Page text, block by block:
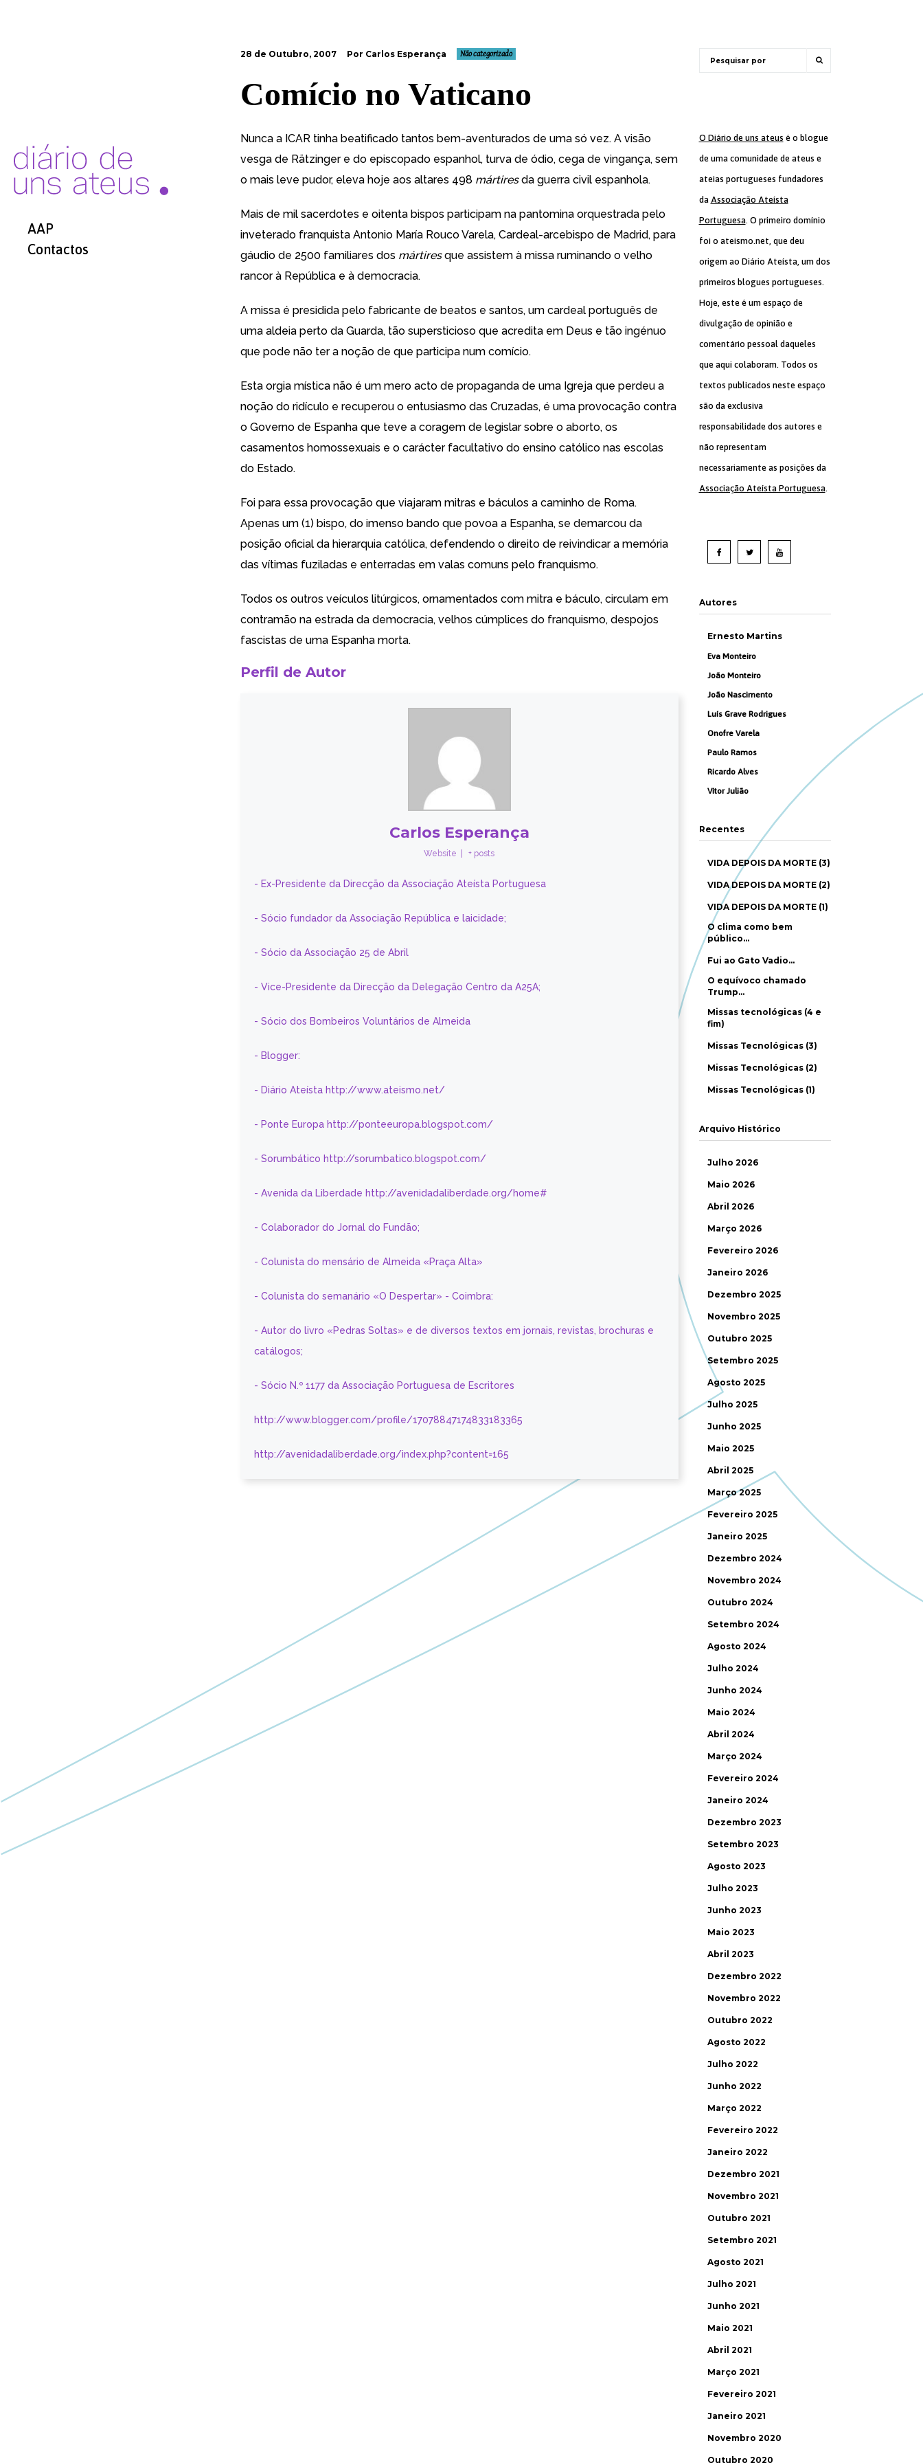
AAP
Contactos
28 de Outubro, 2007 Por Carlos Esperança Não categorizado
Comício no Vaticano
Nunca a ICAR tinha beatificado tantos bem-aventurados de uma só vez. A visão
vesga de Rätzinger e do episcopado espanhol, turva de ódio, cega de vingança, sem
o mais leve pudor, eleva hoje aos altares 498 mártiresda guerra civil espanhola.
Mais de mil sacerdotes e oitenta bispos participam na pantomina orquestrada pelo
inveterado franquista Antonio María Rouco Varela, Cardeal-arcebispo de Madrid, para
gáudio de 2500 familiares dos mártiresque assistem à missa ruminando o velho
rancor à República e à democracia.
A missa é presidida pelo fabricante de beatos e santos, um cardeal português de
uma aldeia perto da Guarda, tão supersticioso que acredita em Deus e tão ingénuo
que pode não ter a noção de que participa num comício.
Esta orgia mística não é um mero acto de propaganda de uma Igreja que perdeu a
noção do ridículo e recuperou o entusiasmo das Cruzadas, é uma provocação contra
o Governo de Espanha que teve a coragem de legislar sobre o aborto, os
casamentos homossexuais e o carácter facultativo do ensino católico nas escolas
do Estado.
Foi para essa provocação que viajaram mitras e báculos a caminho de Roma.
Apenas um (1) bispo, do imenso bando que povoa a Espanha, se demarcou da
posição oficial da hierarquia católica, defendendo o direito de reivindicar a memória
das vítimas fuziladas e enterradas em valas comuns pelo franquismo.
Todos os outros veículos litúrgicos, ornamentados com mitra e báculo, circulam em
contramão na estrada da democracia, velhos cúmplices do franquismo, despojos
fascistas de uma Espanha morta.
Perfil de Autor
Carlos Esperança
Website + posts
- Ex-Presidente da Direcção da Associação Ateísta Portuguesa
- Sócio fundador da Associação República e laicidade;
- Sócio da Associação 25 de Abril
- Vice-Presidente da Direcção da Delegação Centro da A25A;
- Sócio dos Bombeiros Voluntários de Almeida
- Blogger:
- Diário Ateísta http://www.ateismo.net/
- Ponte Europa http://ponteeuropa.blogspot.com/
- Sorumbático http://sorumbatico.blogspot.com/
- Avenida da Liberdade http://avenidadaliberdade.org/home#
- Colaborador do Jornal do Fundão;
- Colunista do mensário de Almeida «Praça Alta»
- Colunista do semanário «O Despertar» - Coimbra:
- Autor do livro «Pedras Soltas» e de diversos textos em jornais, revistas, brochuras e
catálogos;
- Sócio N.º 1177 da Associação Portuguesa de Escritores
http://www.blogger.com/profile/17078847174833183365
http://avenidadaliberdade.org/index.php?content=165
O Diário de uns ateus é o blogue
de uma comunidade de ateus e
ateias portugueses fundadores
da Associação Ateísta
Portuguesa. O primeiro domínio
foi o ateismo.net, que deu
origem ao Diário Ateísta, um dos
primeiros blogues portugueses.
Hoje, este é um espaço de
divulgação de opinião e
comentário pessoal daqueles
que aqui colaboram. Todos os
textos publicados neste espaço
são da exclusiva
responsabilidade dos autores e
não representam
necessariamente as posições da
Associação Ateísta Portuguesa.
Autores
Ernesto Martins
Eva Monteiro
João Monteiro
João Nascimento
Luís Grave Rodrigues
Onofre Varela
Paulo Ramos
Ricardo Alves
Vítor Julião
Recentes
VIDA DEPOIS DA MORTE (3)
VIDA DEPOIS DA MORTE (2)
VIDA DEPOIS DA MORTE (1)
O clima como bem
público…
Fui ao Gato Vadio…
O equívoco chamado
Trump…
Missas tecnológicas (4 e
fim)
Missas Tecnológicas (3)
Missas Tecnológicas (2)
Missas Tecnológicas (1)
Arquivo Histórico
Julho 2026
Maio 2026
Abril 2026
Março 2026
Fevereiro 2026
Janeiro 2026
Dezembro 2025
Novembro 2025
Outubro 2025
Setembro 2025
Agosto 2025
Julho 2025
Junho 2025
Maio 2025
Abril 2025
Março 2025
Fevereiro 2025
Janeiro 2025
Dezembro 2024
Novembro 2024
Outubro 2024
Setembro 2024
Agosto 2024
Julho 2024
Junho 2024
Maio 2024
Abril 2024
Março 2024
Fevereiro 2024
Janeiro 2024
Dezembro 2023
Setembro 2023
Agosto 2023
Julho 2023
Junho 2023
Maio 2023
Abril 2023
Dezembro 2022
Novembro 2022
Outubro 2022
Agosto 2022
Julho 2022
Junho 2022
Março 2022
Fevereiro 2022
Janeiro 2022
Dezembro 2021
Novembro 2021
Outubro 2021
Setembro 2021
Agosto 2021
Julho 2021
Junho 2021
Maio 2021
Abril 2021
Março 2021
Fevereiro 2021
Janeiro 2021
Novembro 2020
Outubro 2020